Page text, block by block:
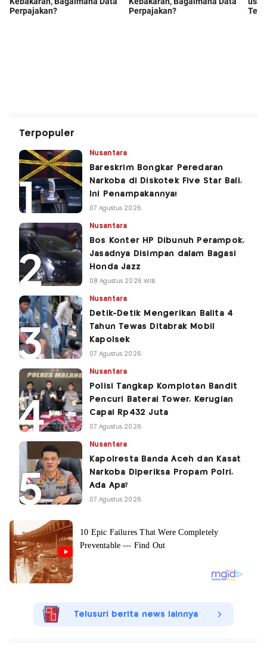
Terpopuler
Nusantara
Bareskrim Bongkar Peredaran
Narkoba di Diskotek Five Star Bali,
Ini Penampakannya!
07 Agustus 2026
Nusantara
Bos Konter HP Dibunuh Perampok,
Jasadnya Disimpan dalam Bagasi
Honda Jazz
08 Agustus 2026 WIB
Nusantara
Detik-Detik Mengerikan Balita 4
Tahun Tewas Ditabrak Mobil
Kapolsek
07 Agustus 2026
Nusantara
Polisi Tangkap Komplotan Bandit
Pencuri Baterai Tower, Kerugian
Capai Rp432 Juta
07 Agustus 2026
Nusantara
Kapolresta Banda Aceh dan Kasat
Narkoba Diperiksa Propam Polri,
Ada Apa?
07 Agustus 2026
Telusuri berita news lainnya